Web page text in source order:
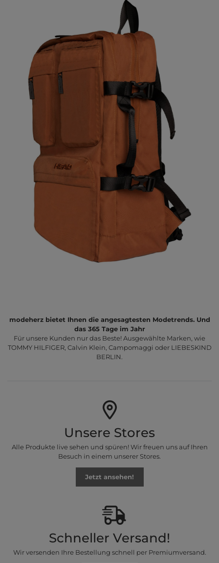
modeherz bietet Ihnen die angesagtesten Modetrends. Und
das 365 Tage im Jahr
Für unsere Kunden nur das Beste! Ausgewählte Marken, wie
TOMMY HILFIGER, Calvin Klein, Campomaggi oder LIEBESKIND
BERLIN.
Unsere Stores
Alle Produkte live sehen und spüren! Wir freuen uns auf Ihren
Besuch in einem unserer Stores.
Jetzt ansehen!
Schneller Versand!
Wir versenden Ihre Bestellung schnell per Premiumversand.